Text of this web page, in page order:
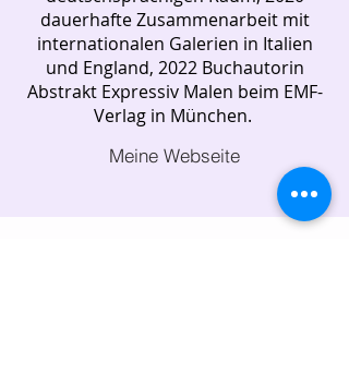
dauerhafte Zusammenarbeit mit
internationalen Galerien in Italien
und England, 2022 Buchautorin
Abstrakt Expressiv Malen beim EMF-
Verlag in München.
Meine Webseite